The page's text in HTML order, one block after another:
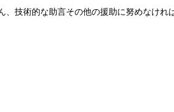
技術的な助言その他の援助に努めなけれ